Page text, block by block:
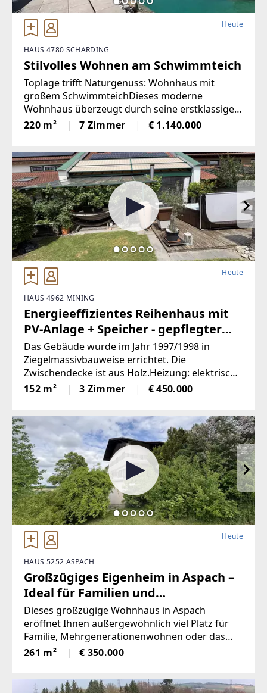
Heute
HAUS 4780 SCHÄRDING
Stilvolles Wohnen am Schwimmteich
Toplage trifft Naturgenuss: Wohnhaus mit
großem SchwimmteichDieses moderne
Wohnhaus überzeugt durch seine erstklassige
Lage und eine großzügige Wohnfläche von 220
m², die höchsten Wohnkomfort garantiert. Das
220 m² 7 Zimmer € 1.140.000
Heute
HAUS 4962 MINING
Energieeffizientes Reihenhaus mit
PV-Anlage + Speicher - gepflegter
Garten
Das Gebäude wurde im Jahr 1997/1998 in
Ziegelmassivbauweise errichtet. Die
Zwischendecke ist aus Holz.Heizung: elektrische
Nachtspeicherofen in Kombination mit PV-
Anlagen mitsamt Speicher auf dem Hausdach
152 m² 3 Zimmer € 450.000
Heute
HAUS 5252 ASPACH
Großzügiges Eigenheim in Aspach –
Ideal für Familien und
Mehrgenerationenwohnen
Dieses großzügige Wohnhaus in Aspach
eröffnet Ihnen außergewöhnlich viel Platz für
Familie, Mehrgenerationenwohnen oder das
komfortable Arbeiten von zuhause. Auf rund
261 m² Wohnfläche verteilen sich über drei
261 m² € 350.000